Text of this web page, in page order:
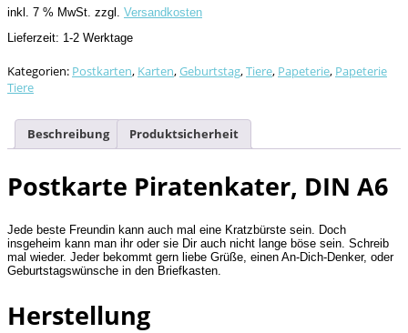
inkl. 7 % MwSt. zzgl. Versandkosten
Lieferzeit: 1-2 Werktage
Kategorien: Postkarten, Karten,Geburtstag,Tiere, Papeterie, Papeterie
Tiere
Beschreibung Produktsicherheit
Postkarte Piratenkater, DIN A6
Jede beste Freundin kann auch mal eine Kratzbürste sein. Doch
insgeheim kann man ihr oder sie Dir auch nicht lange böse sein. Schreib
mal wieder. Jeder bekommt gern liebe Grüße, einen An-Dich-Denker, oder
Geburtstagswünsche in den Briefkasten.
Herstellung